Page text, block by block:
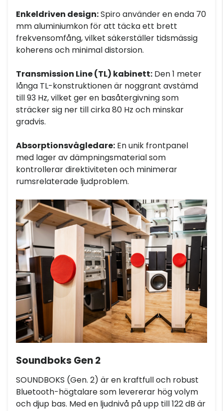
Enkeldriven design:Spiro använder en enda 70
mm aluminiumkon för att täcka ett brett
frekvensomfång, vilket säkerställer tidsmässig
koherens och minimal distorsion.
Transmission Line (TL) kabinett: Den 1 meter
långa TL-konstruktionen är noggrant avstämd
till 93 Hz, vilket ger en basåtergivning som
sträcker sig ner till cirka 80 Hz och minskar
gradvis.
Absorptionsvågledare: En unik frontpanel
med lager av dämpningsmaterial som
kontrollerar direktiviteten och minimerar
rumsrelaterade ljudproblem.
Soundboks Gen 2
SOUNDBOKS (Gen. 2) är en kraftfull och robust
Bluetooth-högtalare som levererar hög volym
och djup bas. Med en ljudnivå på upp till 122 dB är